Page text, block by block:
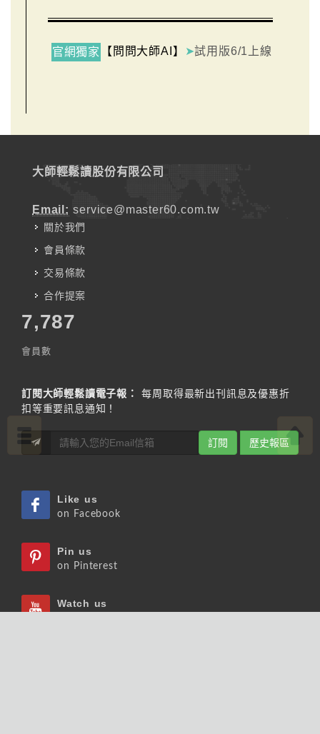
官網獨家 【問問大師AI】 ➤試用版6/1上線
大師輕鬆讀股份有限公司
Email: service@master60.com.tw
關於我們
會員條款
交易條款
合作提案
7,787
會員數
訂閱大師輕鬆讀電子報：
每周取得最新出刊訊息及優惠折
扣等重要訊息通知！
訂閱 歷史報區
Like us
on Facebook
Pin us
on Pinterest
Watch us